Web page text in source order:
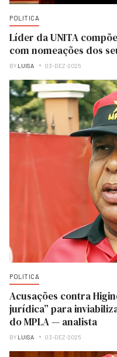
POLITICA
Líder da UNITA
com nomeações dos
BY LUISA 03-DEZ-2025
POLITICA
Acusações contra
jurídica” para
do MPLA — analista
BY LUISA 03-DEZ-2025